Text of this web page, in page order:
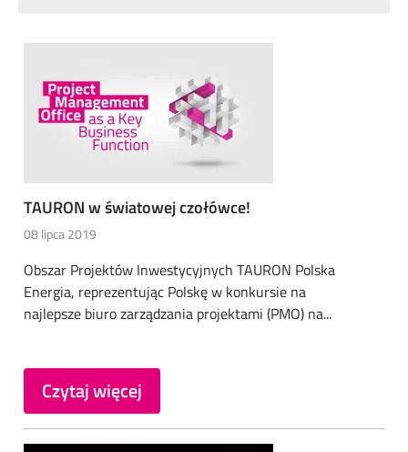
TAURON w światowej czołówce!
08 lipca 2019
Obszar Projektów Inwestycyjnych TAURON Polska
Energia, reprezentując Polskę w konkursie na
najlepsze biuro zarządzania projektami (PMO) na...
Czytaj więcej